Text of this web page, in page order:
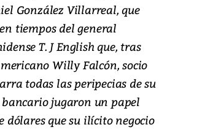
González Villarreal, que
tiempos del general
T. J English que, tras
Willy Falcón, socio
todas las peripecias de su
jugaron un papel
dólares que su ilícito negocio